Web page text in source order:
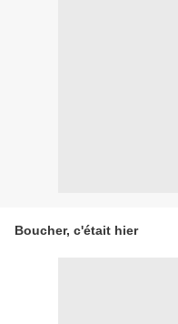
Boucher, c'était hier